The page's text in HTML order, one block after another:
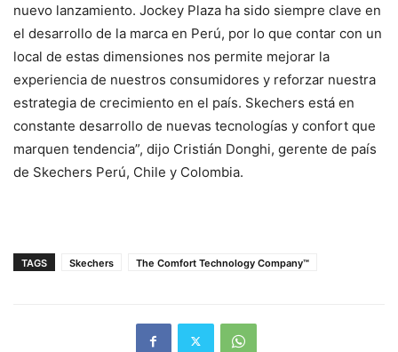
nuevo lanzamiento. Jockey Plaza ha sido siempre clave en
el desarrollo de la marca en Perú, por lo que contar con un
local de estas dimensiones nos permite mejorar la
experiencia de nuestros consumidores y reforzar nuestra
estrategia de crecimiento en el país. Skechers está en
constante desarrollo de nuevas tecnologías y confort que
marquen tendencia”, dijo Cristián Donghi, gerente de país
de Skechers Perú, Chile y Colombia.
TAGS Skechers The Comfort Technology Company™